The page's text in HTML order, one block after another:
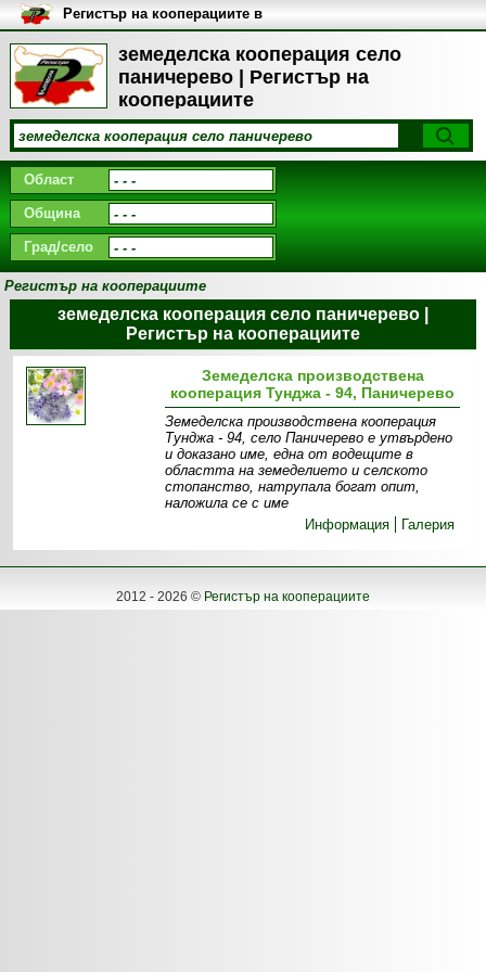
земеделска кооперация село
паничерево | Регистър на
кооперациите
Регистър на кооперациите в
България
Област
Община
Град/село
Регистър на кооперациите
земеделска кооперация село паничерево |
Регистър на кооперациите
Земеделска производствена
кооперация Тунджа - 94, Паничерево
Земеделска производствена кооперация
Тунджа - 94, село Паничерево e утвърдено
и доказано име, една от водещите в
областта на земеделието и селското
стопанство, натрупала богат опит,
наложила се с име
Информация
Галерия
2012 - 2026 © Регистър на кооперациите